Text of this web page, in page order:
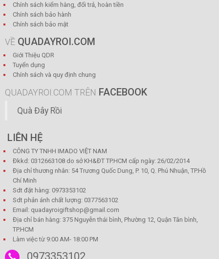
Chính sách kiểm hàng, đổi trả, hoàn tiền
Chính sách bảo hành
Chính sách bảo mật
VỀ QUADAYROI.COM
Giới Thiệu QDR
Tuyển dụng
Chính sách và quy định chung
QUADAYROI.COM TRÊN FACEBOOK
Quà Đây Rồi
LIÊN HỆ
CÔNG TY TNHH IMADO VIỆT NAM
Đkkd: 0312663108 do sở KH&ĐT TP.HCM cấp ngày: 26/02/2014
Địa chỉ thương nhân: 54 Trương Quốc Dung, P. 10, Q. Phú Nhuận, TP.Hồ
Chí Minh
Sdt đặt hàng: 0973353102
Sdt phản ánh chất lượng: 0377563102
Email: quadayroigiftshop@gmail.com
Địa chỉ bán hàng: 375 Nguyễn thái bình, Phường 12, Quận Tân bình,
TP.HCM
Làm việc từ 9:00 AM- 18:00 PM
0973353102